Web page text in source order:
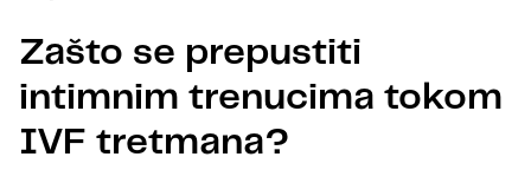
Zašto se prepustiti
intimnim trenucima tokom
IVF tretmana?